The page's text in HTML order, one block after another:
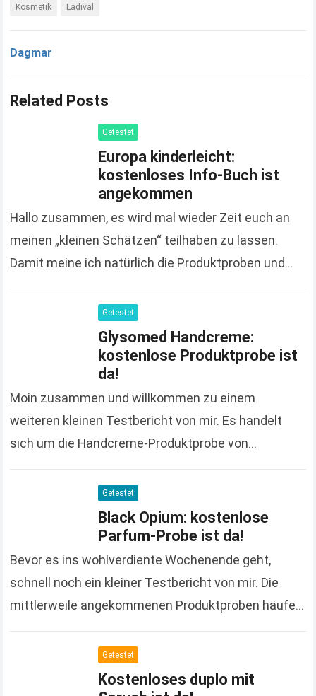
Kosmetik Ladival
Dagmar
Related Posts
Getestet
Europa kinderleicht:
kostenloses Info-Buch ist
angekommen
Hallo zusammen, es wird mal wieder Zeit euch an
meinen „kleinen Schätzen“ teilhaben zu lassen.
Damit meine ich natürlich die Produktproben und
Read moreGetestet
Glysomed Handcreme:
kostenlose Produktprobe ist
da!
Moin zusammen und willkommen zu einem
weiteren kleinen Testbericht von mir. Es handelt
sich um die Handcreme-Produktprobe von
Jahres bestellt habe. Leider…
Getestet
Black Opium: kostenlose
Parfum-Probe ist da!
Bevor es ins wohlverdiente Wochenende geht,
schnell noch ein kleiner Testbericht von mir. Die
mittlerweile angekommenen Produktproben häufen
Read more
Getestet
Kostenloses duplo mit